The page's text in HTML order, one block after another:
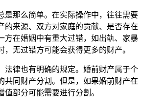
是那么简单。在实际操作中，往往需要
的来源、双方对家庭的贡献、是否存在
方在婚姻中有重大过错，如出轨、家暴
，无过错方可能会获得更多的财产。
法律也有明确的规定。婚前财产属于个
共同财产分割。但是，如果婚前财产在
部分可能需要进行分割。